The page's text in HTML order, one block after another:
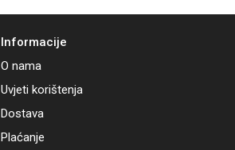
Informacije
O nama
Uvjeti korištenja
Dostava
Plaćanje